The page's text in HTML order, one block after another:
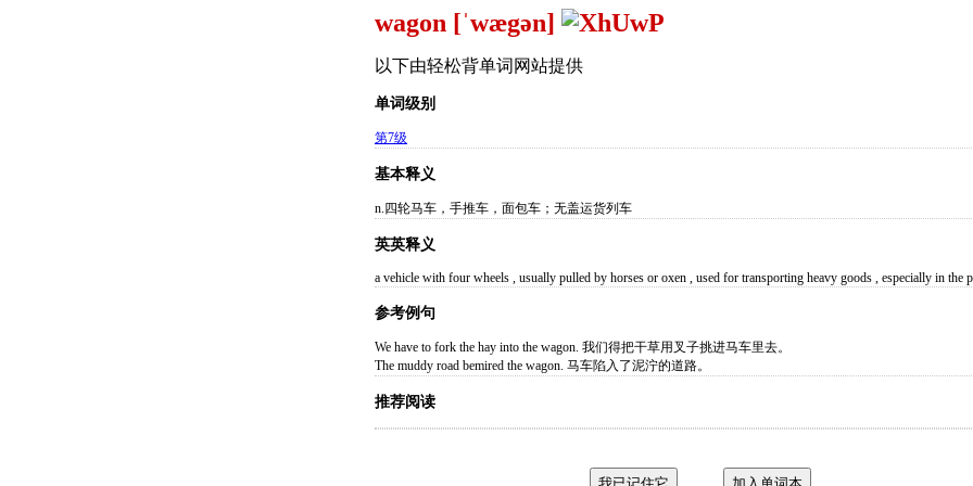
wagon [ˈwægən]
以下由轻松背单词网站提供
单词级别
第7级
基本释义
n.四轮马车，手推车，面包车；无盖运货列车
英英释义
a vehicle with four wheels , usually pulled by horses or oxen , used for transporting heavy goods , especially in the
参考例句
We have to fork the hay into the wagon. 我们得把干草用叉子挑进马车里去。
The muddy road bemired the wagon. 马车陷入了泥泞的道路。
推荐阅读